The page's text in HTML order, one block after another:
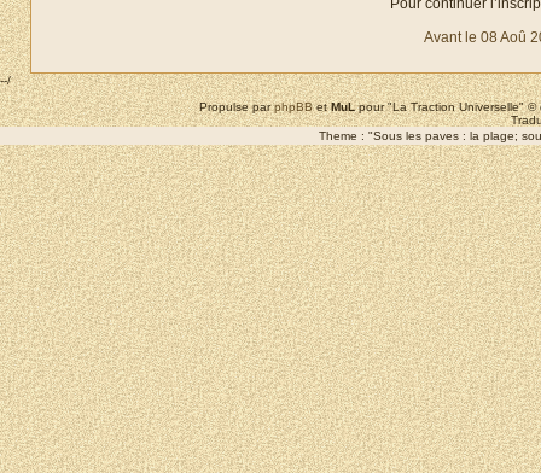
Pour continuer
Avant le 08 Aoû
--/
Propulse parphpBBetMuLpour "La Traction Universelle"
Theme : "Sous les paves : la plage;